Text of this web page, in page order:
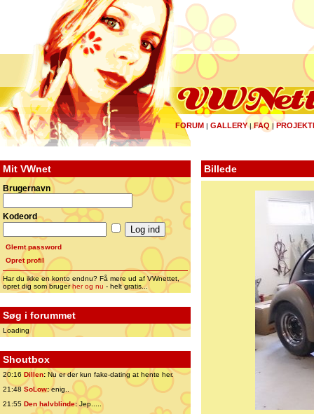
FORUM | GALLERY|FAQ |
Mit VWnet
Brugernavn
Kodeord
Glemt password
Opret profil
Har du ikke en konto endnu? Få mere ud af VWnettet,
opret dig som brugerher og nu - helt gratis...
Søg i forummet
Loading
Shoutbox
20:16 Dillen: Nu er der kun fake-dating at hente her.
21:48 SoLow:enig..
21:55 Den halvblinde:Jep.....
Billede